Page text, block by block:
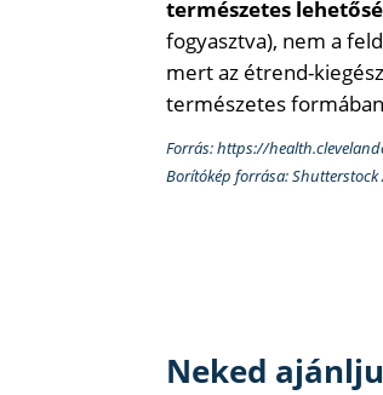
természetes
fogyasztva), nem a
mert az étrend-
természetes
Forrás: https://
Borítókép forrása: Shutterstock
Neked